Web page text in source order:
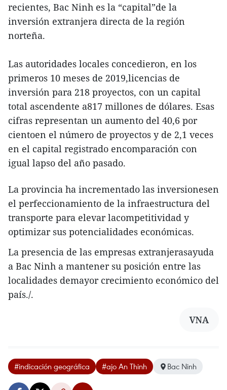
recientes, Bac Ninh es la “capital”de la
inversión extranjera directa de la región
norteña.
Las autoridades locales concedieron, en los
primeros 10 meses de 2019,licencias de
inversión para 218 proyectos, con un capital
total ascendente a817 millones de dólares. Esas
cifras representan un aumento del 40,6 por
cientoen el número de proyectos y de 2,1 veces
en el capital registrado encomparación con
igual lapso del año pasado.
La provincia ha incrementado las inversionesen
el perfeccionamiento de la infraestructura del
transporte para elevar lacompetitividad y
optimizar sus potencialidades económicas.
La presencia de las empresas extranjerasayuda
a Bac Ninh a mantener su posición entre las
localidades demayor crecimiento económico del
país./.
VNA
#indicación geográfica #ajo An Thinh Bac Ninh